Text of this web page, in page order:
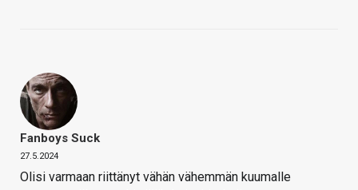
Fanboys Suck
27.5.2024
Olisi varmaan riittänyt vähän vähemmän kuumalle